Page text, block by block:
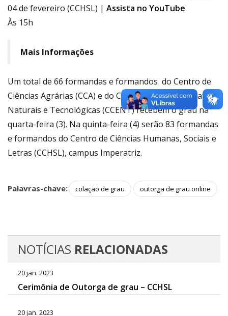
04 de fevereiro (CCHSL) | Assista no YouTube
Às 15h
Mais Informações
Um total de 66 formandas e formandos do Centro de
Ciências Agrárias (CCA) e do Centro de Ciências Exatas,
Naturais e Tecnológicas (CCENT) recebem o grau na
quarta-feira (3). Na quinta-feira (4) serão 83 formandas
e formandos do Centro de Ciências Humanas, Sociais e
Letras (CCHSL), campus Imperatriz.
Palavras-chave: colação de grau outorga de grau online
NOTÍCIAS RELACIONADAS
20 jan. 2023
Cerimônia de Outorga de grau – CCHSL
20 jan. 2023